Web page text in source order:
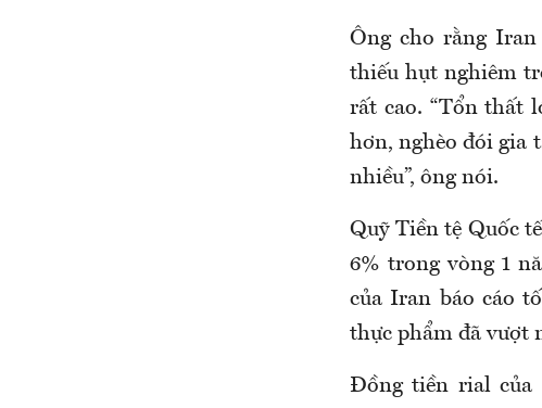
Ông cho rằng
thiếu hụt nghiêm
rất cao. “Tổn thất
hơn, nghèo đói gia
nhiều”, ông nói.
Quỹ Tiền tệ Quốc
6% trong vòng 1
của Iran báo cáo
thực phẩm đã vượt
Đồng tiền rial của